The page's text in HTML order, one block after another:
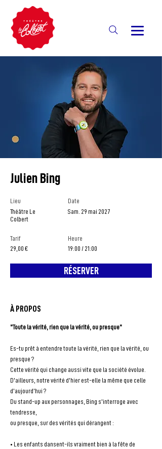
À PROPOS
"Toute la vérité, rien que la vérité, ou presque"
Es-tu prêt à entendre toute la vérité, rien que la vérité, ou
presque ?
Cette vérité qui change aussi vite que la société évolue.
D'ailleurs, notre vérité d'hier est-elle la même que celle
d'aujourd'hui ?
Du stand-up aux personnages, Bing s'interroge avec
tendresse,
ou presque, sur des vérités qui dérangent :
• Les enfants dansent-ils vraiment bien à la fête de
Julien Bing
Lieu
Théâtre Le
Colbert
Date
Sam. 29 mai 2027
Tarif
Heure
19:00 / 21:00
29,00 €
RÉSERVER